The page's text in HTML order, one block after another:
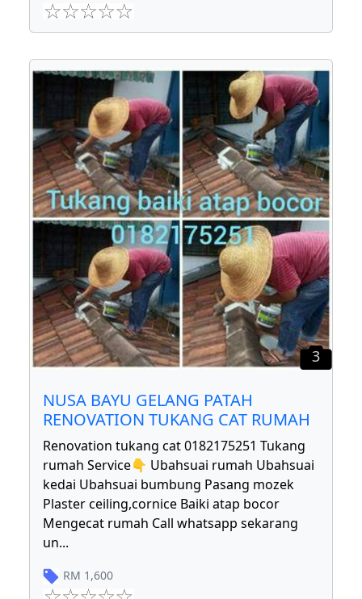
3
NUSA BAYU GELANG PATAH
RENOVATION TUKANG CAT RUMAH
Renovation tukang cat 0182175251 Tukang
rumah Service👇 Ubahsuai rumah Ubahsuai
kedai Ubahsuai bumbung Pasang mozek
Plaster ceiling,cornice Baiki atap bocor
Mengecat rumah Call whatsapp sekarang
un...
RM 1,600